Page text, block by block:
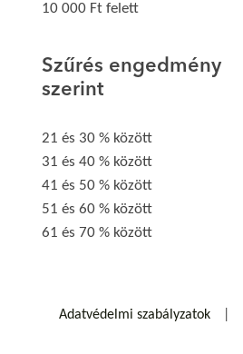
10 000 Ft felett
Szűrés engedmény
szerint
21 és 30 % között
31 és 40 % között
41 és 50 % között
51 és 60 % között
61 és 70 % között
Adatvédelmi szabályzatok